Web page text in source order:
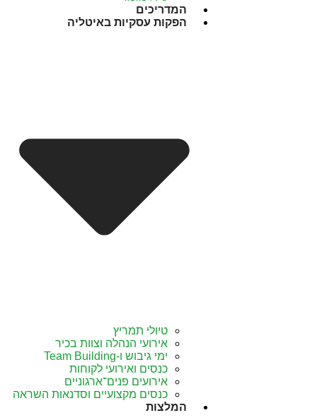
המדריכים
הפקות עסקיות באיטליה
טיולי תמריץ
אירועי הנהלה וצוות בכיר
ימי גיבוש ו-Team Building
כנסים ואירועי לקוחות
אירועים פנים־ארגוניים
כנסים מקצועיים וסדנאות השראה
המלצות